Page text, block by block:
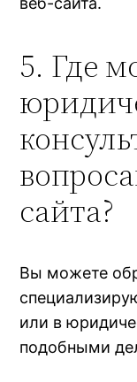
5. Где
сайта?
Вы можете
или в
подобными